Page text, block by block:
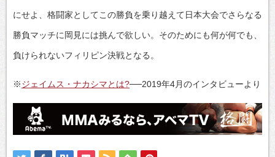
にせよ、格闘家としてこの勝負を乗り越えて日本大会でさらなる
勝負マッチに岡見には挑んで欲しい。そのためにも何が何でも、
負けられないフィリピン決戦となる。
※ジェイムス・ナカシマとは?──2019年4月のインタビューより